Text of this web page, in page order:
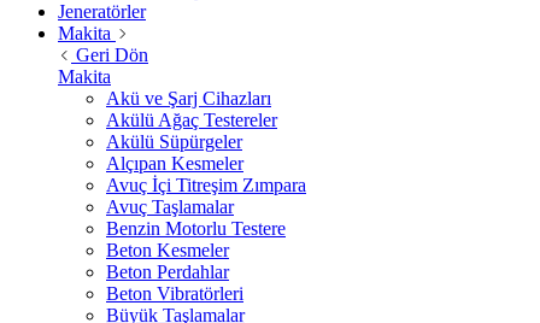
Jeneratörler
Makita
Geri Dön
Makita
Akü ve Şarj Cihazları
Akülü Ağaç Testereler
Akülü Süpürgeler
Alçıpan Kesmeler
Avuç İçi Titreşim Zımpara
Avuç Taşlamalar
Benzin Motorlu Testere
Beton Kesmeler
Beton Perdahlar
Beton Vibratörleri
Büyük Taşlamalar